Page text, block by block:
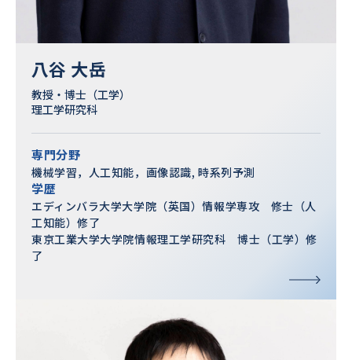
八谷 大岳
教授・博士（工学）
理工学研究科
専門分野
機械学習，人工知能，画像認識, 時系列予測
学歴
エディンバラ大学大学院（英国）情報学専攻 修士（人
工知能）修了
東京工業大学大学院情報理工学研究科 博士（工学）修
了